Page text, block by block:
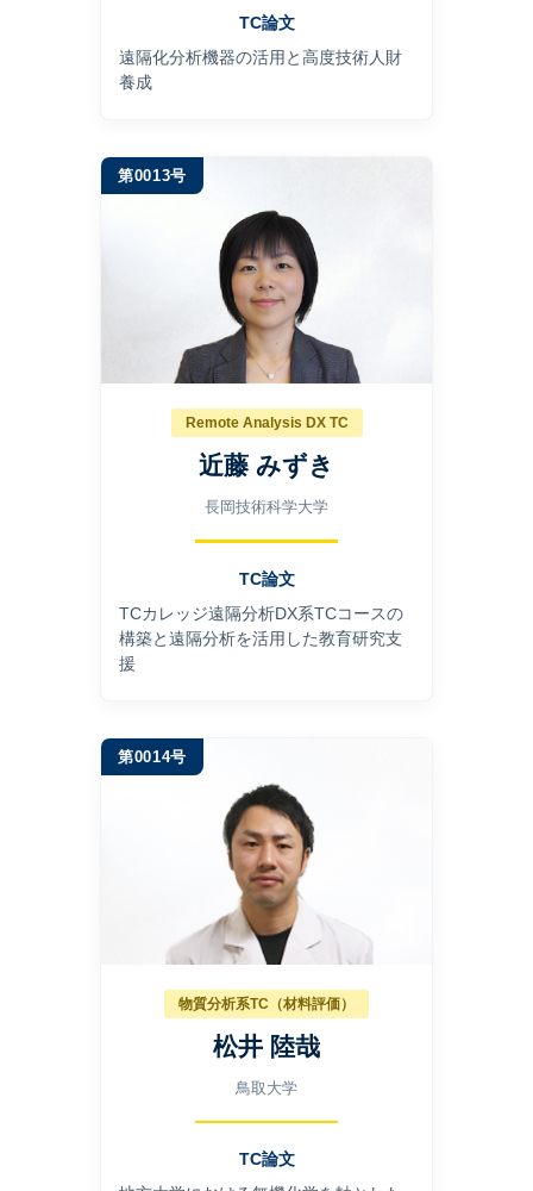
TC論文
遠隔化分析機器の活用と高度技術人財
養成
第0013号
Remote Analysis DX TC
近藤 みずき
長岡技術科学大学
TC論文
TCカレッジ遠隔分析DX系TCコースの
構築と遠隔分析を活用した教育研究支
援
第0014号
物質分析系TC（材料評価）
松井 陸哉
鳥取大学
TC論文